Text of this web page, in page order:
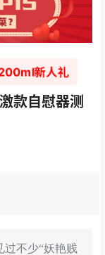
新人礼
款自慰器测
不少“妖艳贱